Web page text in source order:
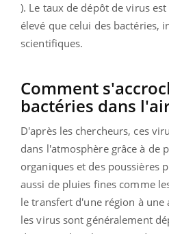
). Le taux de dépôt de virus
élevé que celui des bactéries,
scientifiques.
Comment
bactéries dans
D'après les chercheurs, ces
dans l'atmosphère grâce à de
organiques et des poussières
aussi de pluies fines comme
le transfert d'une région à une
les virus sont généralement